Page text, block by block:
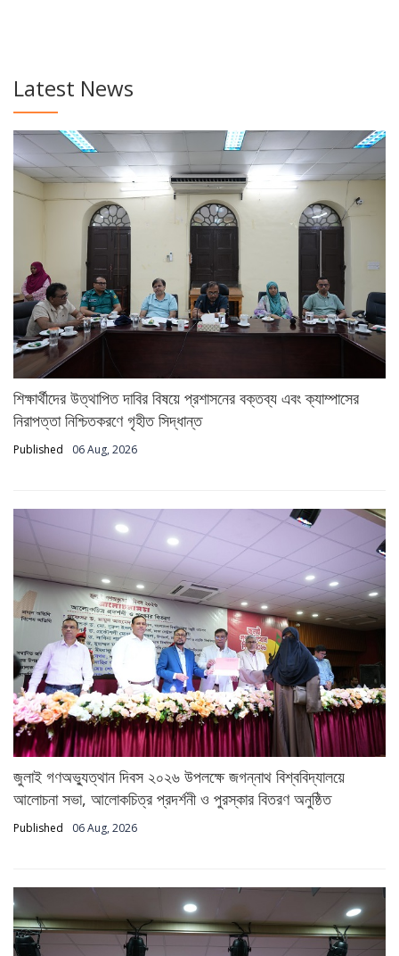
Latest News
শিক্ষার্থীদের উত্থাপিত দাবির বিষয়ে প্রশাসনের বক্তব্য এবং ক্যাম্পাসের
নিরাপত্তা নিশ্চিতকরণে গৃহীত সিদ্ধান্ত
Published 06 Aug, 2026
জুলাই গণঅভ্যুত্থান দিবস ২০২৬ উপলক্ষে জগন্নাথ বিশ্ববিদ্যালয়ে
আলোচনা সভা, আলোকচিত্র প্রদর্শনী ও পুরস্কার বিতরণ অনুষ্ঠিত
Published 06 Aug, 2026